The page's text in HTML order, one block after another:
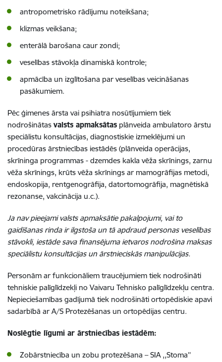
antropometrisko rādījumu noteikšana;
klizmas veikšana;
enterālā barošana caur zondi;
veselības stāvokļa dinamiskā kontrole;
apmācība un izglītošana par veselības veicināšanas
pasākumiem.
Pēc ģimenes ārsta vai psihiatra nosūtījumiem tiek
nodrošinātas valsts apmaksātas plānveida ambulatoro ārstu
speciālistu konsultācijas, diagnostiskie izmeklējumi un
procedūras ārstniecības iestādēs (plānveida operācijas,
skrīninga programmas - dzemdes kakla vēža skrīnings, zarnu
vēža skrīnings, krūts vēža skrīnings ar mamogrāfijas metodi,
endoskopija, rentgenogrāfija, datortomogrāfija, magnētiskā
rezonanse, vakcinācija u.c.).
Ja nav pieejami valsts apmaksātie pakalpojumi, vai to
gaidīšanas rinda ir ilgstoša un tā apdraud personas veselības
stāvokli, iestāde sava finansējuma ietvaros nodrošina maksas
speciālistu konsultācijas un ārstnieciskās manipulācijas.
Personām ar funkcionāliem traucējumiem tiek nodrošināti
tehniskie palīglīdzekļi no Vaivaru Tehnisko palīglīdzekļu centra.
Nepieciešamības gadījumā tiek nodrošināti ortopēdiskie apavi
sadarbībā ar A/S Protezēšanas un ortopēdijas centru.
Noslēgtie līgumi ar ārstniecības iestādēm:
Zobārstniecība un zobu protezēšana – SIA ,,Stoma’’